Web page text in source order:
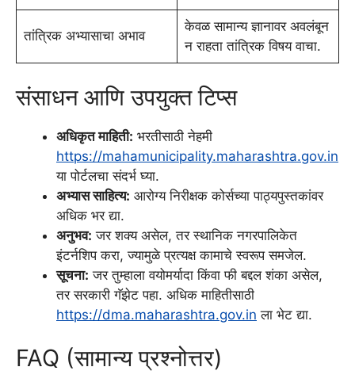
तांत्रिक अभ्यासाचा अभाव
केवळ सामान्य ज्ञानावर अवलंबून
न राहता तांत्रिक विषय वाचा.
संसाधन आणि उपयुक्त टिप्स
अधिकृत माहिती: भरतीसाठी नेहमी
https://mahamunicipality.maharashtra.gov.in
या पोर्टलचा संदर्भ घ्या.
अभ्यास साहित्य: आरोग्य निरीक्षक कोर्सच्या पाठ्यपुस्तकांवर
अधिक भर द्या.
अनुभव: जर शक्य असेल, तर स्थानिक नगरपालिकेत
इंटर्नशिप करा, ज्यामुळे प्रत्यक्ष कामाचे स्वरूप समजेल.
सूचना: जर तुम्हाला वयोमर्यादा किंवा फी बद्दल शंका असेल,
तर सरकारी गॅझेट पहा. अधिक माहितीसाठी
https://dma.maharashtra.gov.in ला भेट द्या.
FAQ (सामान्य प्रश्नोत्तर)